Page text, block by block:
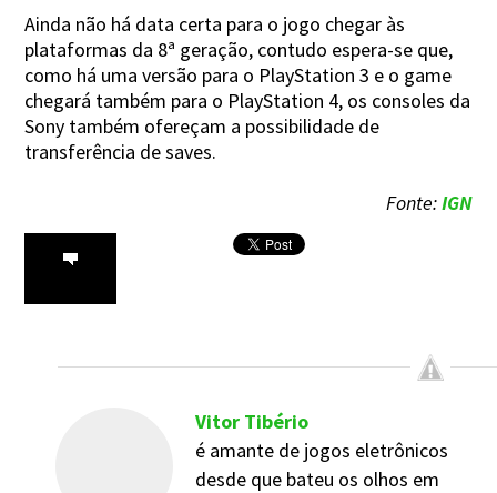
Ainda não há data certa para o jogo chegar às
plataformas da 8ª geração, contudo espera-se que,
como há uma versão para o PlayStation 3 e o game
chegará também para o PlayStation 4, os consoles da
Sony também ofereçam a possibilidade de
transferência de saves.
Fonte:IGN
Vitor Tibério
é amante de jogos eletrônicos
desde que bateu os olhos em